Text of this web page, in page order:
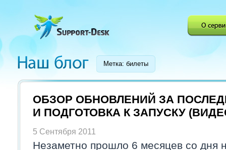
Метка: билеты
ОБЗОР ОБНОВЛЕНИЙ ЗА
И ПОДГОТОВКА К ЗАПУСКУ
5 Сентября 2011
Незаметно прошло 6 месяцев со дня